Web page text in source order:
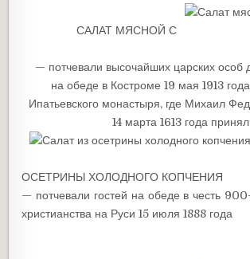
САЛАТ МЯСНОЙ С
— потчевали высочайших царских особ
на обеде в Костроме 19 мая 1913
Ипатьевского монастыря, где Михаил
14 марта 1613 года
ОСЕТРИНЫ ХОЛОДНОГО КОПЧЕНИЯ
— потчевали гостей на обеде в честь
христианства на Руси 15 июля 1888 года